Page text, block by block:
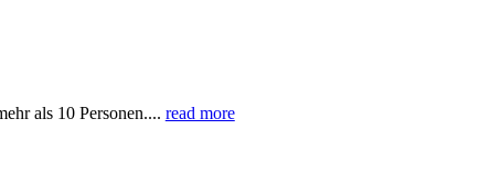
als 10 Personen.... read more